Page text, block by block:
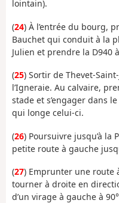
lointain).
(24) À l’entrée du bourg,
Bauchet qui conduit à la
Julien et prendre la D940
(25) Sortir de Thevet-
l’Igneraie. Au calvaire,
stade et s’engager dans
qui longe celui-ci.
(26) Poursuivre jusqu’à la
petite route à gauche
(27) Emprunter une route
tourner à droite en
d’un virage à gauche à